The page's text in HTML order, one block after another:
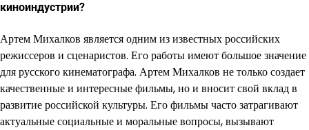
киноиндустрии?
Артем Михалков является одним из известных российских
режиссеров и сценаристов. Его работы имеют большое значение
для русского кинематографа. Артем Михалков не только создает
качественные и интересные фильмы, но и вносит свой вклад в
развитие российской культуры. Его фильмы часто затрагивают
актуальные социальные и моральные вопросы, вызывают